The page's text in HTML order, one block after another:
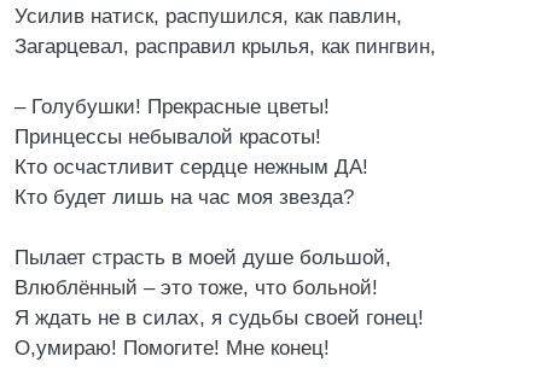
Усилив натиск, распушился, как павлин,
Загарцевал, расправил крылья, как пингвин,
– Голубушки! Прекрасные цветы!
Принцессы небывалой красоты!
Кто осчастливит сердце нежным ДА!
Кто будет лишь на час моя звезда?
Пылает страсть в моей душе большой,
Влюблённый – это тоже, что больной!
Я ждать не в силах, я судьбы своей гонец!
О,умираю! Помогите! Мне конец!